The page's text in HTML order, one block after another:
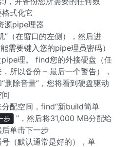
式化它
源pipe理器
”（在窗口的左侧），然后进
需要键入您的pipe理员密码）
理。 find您的外接硬盘（任
所以备份 – 最后一个警告），
删除音量”，您将看到硬盘驱动
配空间，find“新build简单
步
”，然后将31,000 MB分配给
单击下一步
（默认通常是好的），单